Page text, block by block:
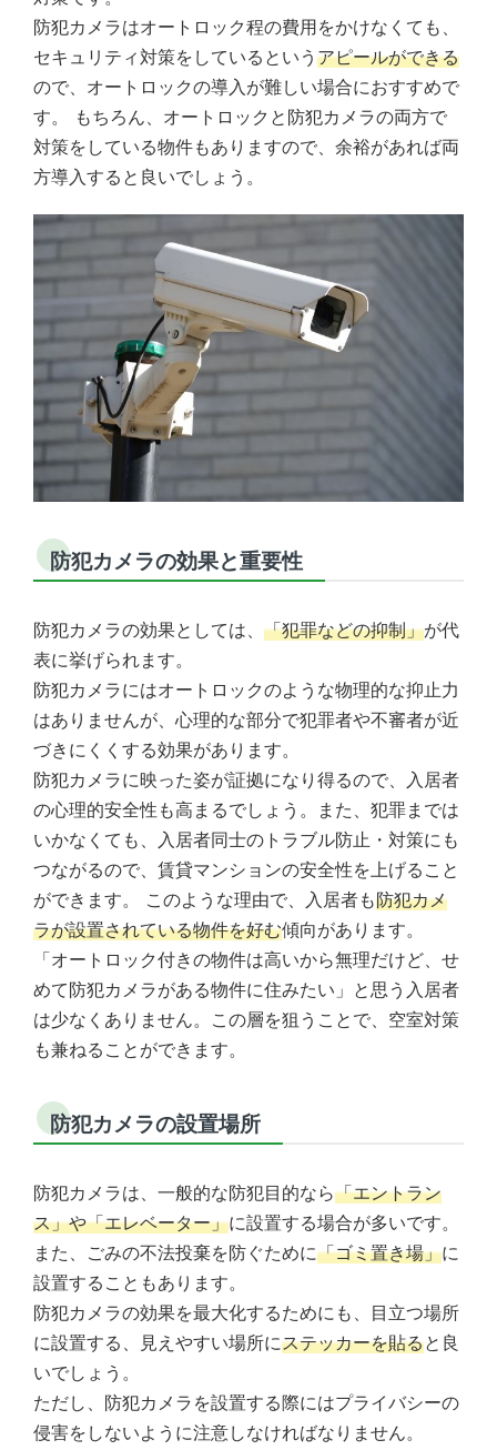
防犯カメラはオートロック程の費用をかけなくても、
セキュリティ対策をしているという アピールができる
ので、オートロックの導入が難しい場合におすすめで
す。 もちろん、オートロックと防犯カメラの両方で
対策をしている物件もありますので、余裕があれば両
方導入すると良いでしょう。
防犯カメラの効果と重要性
防犯カメラの効果としては、 「犯罪などの抑制」が代
表に挙げられます。
防犯カメラにはオートロックのような物理的な抑止力
はありませんが、心理的な部分で犯罪者や不審者が近
づきにくくする効果があります。
防犯カメラに映った姿が証拠になり得るので、入居者
の心理的安全性も高まるでしょう。また、犯罪までは
いかなくても、入居者同士のトラブル防止・対策にも
つながるので、賃貸マンションの安全性を上げること
ができます。 このような理由で、入居者も防犯カメ
ラが設置されている物件を好む傾向があります。
「オートロック付きの物件は高いから無理だけど、せ
めて防犯カメラがある物件に住みたい」と思う入居者
は少なくありません。この層を狙うことで、空室対策
も兼ねることができます。
防犯カメラの設置場所
防犯カメラは、一般的な防犯目的なら「エントラン
ス」や「エレベーター」に設置する場合が多いです。
また、ごみの不法投棄を防ぐために「ゴミ置き場」に
設置することもあります。
防犯カメラの効果を最大化するためにも、目立つ場所
に設置する、見えやすい場所にステッカーを貼ると良
いでしょう。
ただし、防犯カメラを設置する際にはプライバシーの
侵害をしないように注意しなければなりません。